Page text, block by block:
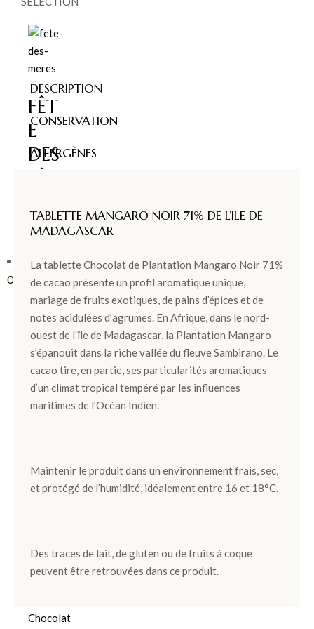
FÊT
E
DES
BOÎTES &
COFFRETS
Ballotins
de
Chocolats
Box
et
de
plantation
Chocolat
Chocolat
DESCRIPTION
CONSERVATION
ALLERGÈNES
TABLETTE MANGARO NOIR 71% DE L’ILE DE
MADAGASCAR
La tablette Chocolat de Plantation Mangaro Noir 71%
de cacao présente un profil aromatique unique,
mariage de fruits exotiques, de pains d’épices et de
notes acidulées d’agrumes. En Afrique, dans le nord-
ouest de l’île de Madagascar, la Plantation Mangaro
s’épanouit dans la riche vallée du fleuve Sambirano. Le
cacao tire, en partie, ses particularités aromatiques
d’un climat tropical tempéré par les influences
maritimes de l’Océan Indien.
Maintenir le produit dans un environnement frais, sec,
et protégé de l’humidité, idéalement entre 16 et 18°C.
Des traces de lait, de gluten ou de fruits à coque
peuvent être retrouvées dans ce produit.